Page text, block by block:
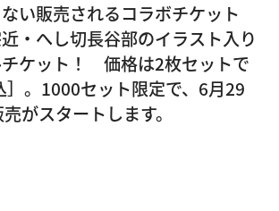
い販売されるコラボチケット
・へし切長谷部のイラスト入り
ケット！ 価格は2枚セットで
。1000セット限定で、6月29
がスタートします。